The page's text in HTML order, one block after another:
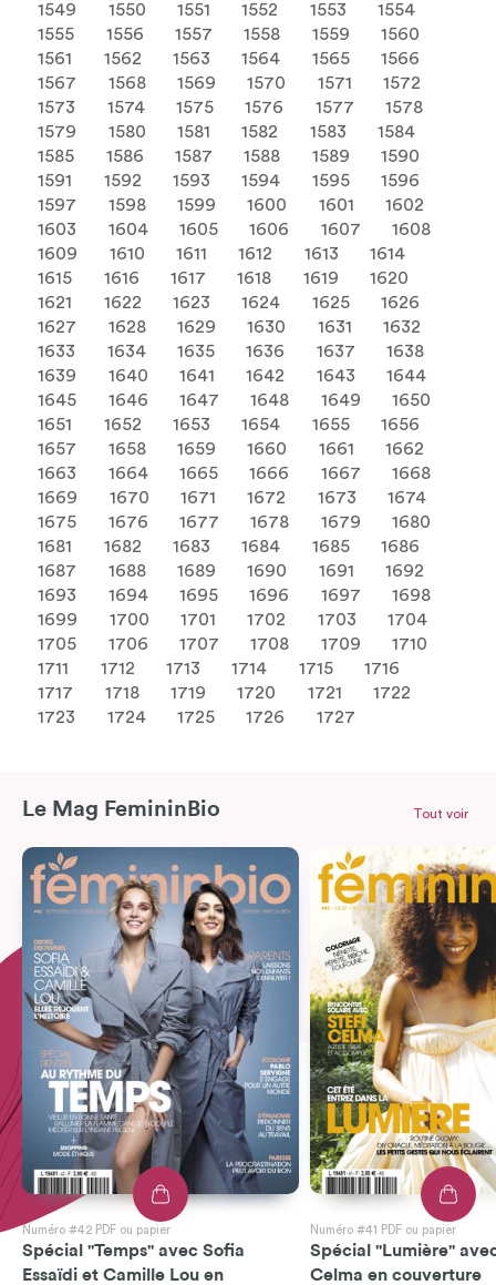
1549
1550 1551 1552 1553
1554
1555
1556 1557 1558 1559
1560
1561
1562 1563 1564 1565
1566
1567
1568 1569 1570 1571
1572
1573
1574 1575 1576 1577
1578
1579
1580 1581 1582 1583
1584
1585
1586 1587 1588 1589
1590
1591
1592 1593 1594 1595
1596
1597
1598 1599 1600 1601
1602
1603
1604 1605 1606 1607
1608
1609
1610 1611 1612 1613
1614
1615
1616 1617 1618 1619
1620
1621
1622 1623 1624 1625
1626
1627
1628 1629 1630 1631
1632
1633
1634 1635 1636 1637
1638
1639
1640 1641 1642 1643
1644
1645
1646 1647 1648 1649
1650
1651
1652 1653 1654 1655
1656
1657
1658 1659 1660 1661
1662
1663
1664 1665 1666 1667
1668
1669
1670 1671 1672 1673
1674
1675
1676 1677 1678 1679
1680
1681
1682 1683 1684 1685
1686
1687
1688 1689 1690 1691
1692
1693
1694 1695 1696 1697
1698
1699
1700 1701 1702 1703
1704
1705
1706 1707 1708 1709
1710
1711
1712 1713 1714 1715
1716
1717
1718 1719 1720 1721
1722
1723
1724 1725 1726 1727
Le Mag FemininBio
Numéro #42 PDF ou papier
Spécial "Temps" avec Sofia
Essaïdi et Camille Lou en
Numéro #41 PDF ou papier
Spécial "Lumière"
Celma en couverture
Tout voir